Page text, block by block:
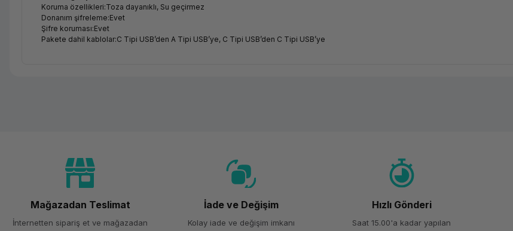
Koruma özellikleri:Toza dayanıklı, Su geçirmez
Donanım şifreleme:Evet
Şifre koruması:Evet
Pakete dahil kablolar:C Tipi USB’den A Tipi USB’ye, C Tipi USB’den C Tipi USB’ye
Mağazadan Teslimat
İnternetten sipariş et ve mağazadan
İade ve Değişim
Kolay iade ve değişim imkanı
Hızlı Gönderi
Saat 15.00'a kadar yapılan